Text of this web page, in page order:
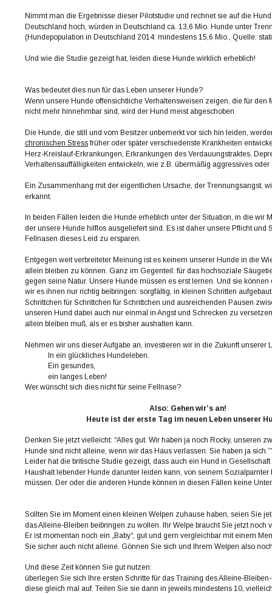
Nimmt man die Ergebnisse dieser Pilotstudie und rechnet sie auf die
Deutschland hoch, würden in Deutschland ca. 13,6 Mio. Hunde unter
(Hundepopulation in Deutschland 2014: mindestens 15,6 Mio., Quelle:
Und wie die Studie gezeigt hat, leiden diese Hunde wirklich erheblich!
Was bedeutet dies nun für das Leben unserer Hunde?
Wenn unsere Hunde offensichtliche Verhaltensweisen zeigen, die für den
nicht mehr hinnehmbar sind, wird der Hund meist abgeschoben.
Die Hunde, die still und vom Besitzer unbemerkt vor sich hin leiden,
chronischen Stress früher oder später verschiedenste Krankheiten
Herz-Kreislauf-Erkrankungen, Erkrankungen des Verdauungstraktes,
Verhaltensauffälligkeiten entwickeln, wie z.B. übermäßig aggressives oder
Ein Zusammenhang mit der eigentlichen Ursache, der Trennungsangst,
erkannt.
In beiden Fällen leiden die Hunde erheblich unter der Situation, in die wir
der unsere Hunde hilflos ausgeliefert sind. Es ist daher unsere Pflicht und
Fellnasen dieses Leid zu ersparen.
Entgegen weit verbreiteter Meinung ist es keinem unserer Hunde in die
allein bleiben zu können. Ganz im Gegenteil: für das hochsoziale
gegen seine Natur. Unsere Hunde müssen es erst lernen. Und sie
wir es ihnen nur richtig beibringen: sorgfältig, in kleinen Schritten
Schrittchen für Schrittchen für Schrittchen und ausreichenden Pausen
unseren Hund dabei auch nur einmal in Angst und Schrecken zu
allein bleiben muß, als er es bisher aushalten kann.
Nehmen wir uns dieser Aufgabe an, investieren wir in die Zukunft unserer
In ein glückliches Hundeleben.
Ein gesundes,
ein langes Leben!
Wer wünscht sich dies nicht für seine Fellnase?
Also: Gehen wir’s an!
Heute ist der erste Tag im neuen Leben unserer
Denken Sie jetzt vielleicht: “Alles gut. Wir haben ja noch Rocky, unseren
Hunde sind nicht alleine, wenn wir das Haus verlassen. Sie haben ja
Leider hat die britische Studie gezeigt, dass auch ein Hund in
Haushalt lebender Hunde darunter leiden kann, von seinem
müssen. Der oder die anderen Hunde können in diesen Fällen keine
Sollten Sie im Moment einen kleinen Welpen zuhause haben, seien Sie
das Alleine-Bleiben beibringen zu wollen. Ihr Welpe braucht Sie jetzt
Er ist momentan noch ein „Baby“, gut und gern vergleichbar mit einem
Sie sicher auch nicht alleine. Gönnen Sie sich und Ihrem Welpen also
Und diese Zeit können Sie gut nutzen:
überlegen Sie sich Ihre ersten Schritte für das Training des Alleine-
diese gleich mal auf. Teilen Sie sie dann in jeweils mindestens 10,